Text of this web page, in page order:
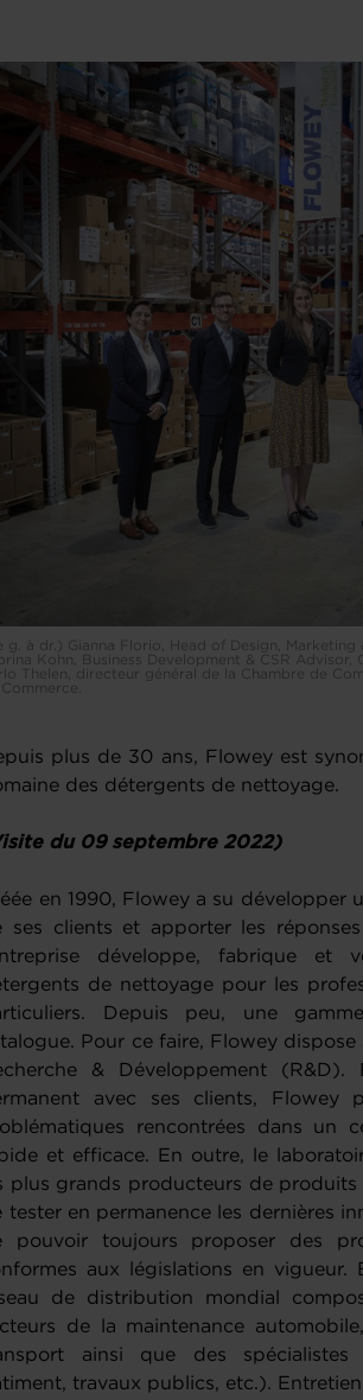
g. à dr.) Gianna Florio, Head of Design,
Kohn, Business Development & CSR
Thelen, directeur général de la Chambre de
plus de 30 ans, Flowey est
des détergents de nettoyage.
du 09 septembre 2022)
en 1990, Flowey a su développer
ses clients et apporter les
développe, fabrique et
de nettoyage pour les
Depuis peu, une
Pour ce faire, Flowey
& Développement
avec ses clients, Flowey
rencontrées dans un
et efficace. En outre, le
plus grands producteurs de
tester en permanence les dernières
pouvoir toujours proposer des
aux législations en vigueur.
de distribution mondial
de la maintenance
ainsi que des spécialistes
travaux publics, etc.).